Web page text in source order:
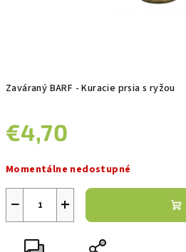
Zaváraný BARF - Kuracie prsia s ryžou
€4,70
cena:
Momentálne nedostupné
+
−